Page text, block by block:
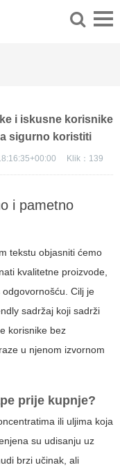
i iskusne korisnike
sigurno koristiti
Klik： 139
i pametno
tekstu objasniti ćemo
kvalitetne proizvode,
Cilj je
sadržaj koji sadrži
korisnike bez
u njenom izvornom
prije kupnje?
ili uljima koja
su udisanju uz
brzi učinak, ali